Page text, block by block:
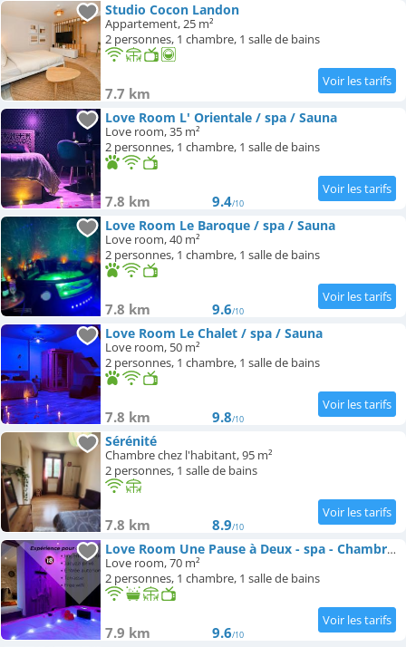
Studio Cocon Landon
Appartement, 25 m²
2 personnes, 1 chambre, 1 salle de bains
7.7 km
Love Room L' Orientale / spa / Sauna
Love room, 35 m²
2 personnes, 1 chambre, 1 salle de bains
7.8 km 9.4/10
Love Room Le Baroque / spa / Sauna
Love room, 40 m²
2 personnes, 1 chambre, 1 salle de bains
7.8 km 9.6/10
Love Room Le Chalet / spa / Sauna
Love room, 50 m²
2 personnes, 1 chambre, 1 salle de bains
7.8 km 9.8/10
Sérénité
Chambre chez l'habitant, 95 m²
2 personnes, 1 salle de bains
7.8 km 8.9/10
Love Room Une Pause à Deux - spa - Chambre Secrète
Love room, 70 m²
2 personnes, 1 chambre, 1 salle de bains
7.9 km 9.6/10